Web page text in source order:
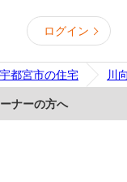
ログイン
宇都宮市の住宅 川
ナーの方へ